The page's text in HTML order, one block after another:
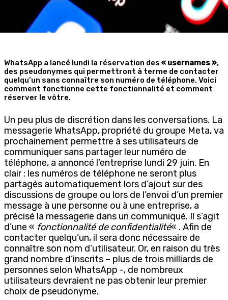
WhatsApp a lancé lundi la réservation des « usernames »,
des pseudonymes qui permettront à terme de contacter
quelqu’un sans connaître son numéro de téléphone. Voici
comment fonctionne cette fonctionnalité et comment
réserver le vôtre.
Un peu plus de discrétion dans les conversations. La
messagerie WhatsApp, propriété du groupe Meta, va
prochainement permettre à ses utilisateurs de
communiquer sans partager leur numéro de
téléphone, a annoncé l’entreprise lundi 29 juin. En
clair : les numéros de téléphone ne seront plus
partagés automatiquement lors d’ajout sur des
discussions de groupe ou lors de l’envoi d’un premier
message à une personne ou à une entreprise, a
précisé la messagerie dans un communiqué. Il s’agit
d’une « fonctionnalité de confidentialité« . Afin de
contacter quelqu’un, il sera donc nécessaire de
connaître son nom d’utilisateur. Or, en raison du très
grand nombre d’inscrits – plus de trois milliards de
personnes selon WhatsApp -, de nombreux
utilisateurs devraient ne pas obtenir leur premier
choix de pseudonyme.